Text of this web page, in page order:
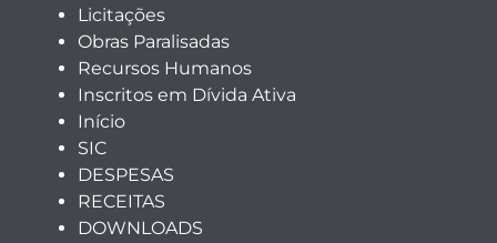
Licitações
Obras Paralisadas
Recursos Humanos
Inscritos em Dívida Ativa
Início
SIC
DESPESAS
RECEITAS
DOWNLOADS